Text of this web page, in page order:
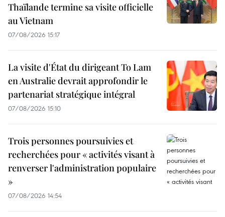
Thaïlande termine sa visite officielle
au Vietnam
07/08/2026 15:17
La visite d'État du dirigeant To Lam
en Australie devrait approfondir le
partenariat stratégique intégral
07/08/2026 15:10
Trois personnes poursuivies et
recherchées pour « activités visant à
renverser l'administration populaire
»
07/08/2026 14:54